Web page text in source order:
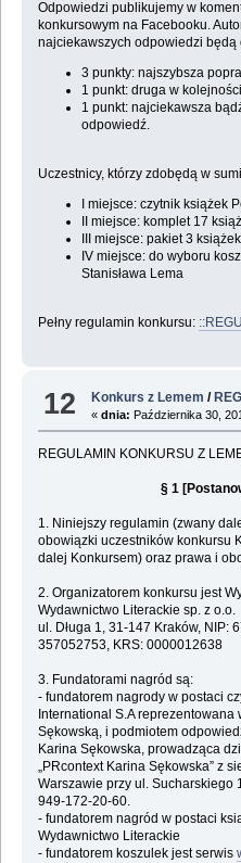
Odpowiedzi publikujemy w
konkursowym na Facebooku.
najciekawszych odpowiedzi będą
3 punkty: najszybsza
1 punkt: druga w
1 punkt: najciekawsza
odpowiedź.
Uczestnicy, którzy zdobędą w
I miejsce: czytnik książek
II miejsce: komplet 17
III miejsce: pakiet 3
IV miejsce: do wyboru
Stanisława Lema
Pełny regulamin konkursu:
12 Konkurs z Lemem /
«dnia: Października 30,
REGULAMIN KONKURSU Z
§ 1
1. Niniejszy regulamin (zwany
obowiązki uczestników konkursu
dalej Konkursem) oraz prawa i
2. Organizatorem konkursu jest
Wydawnictwo Literackie sp. z o.o.
ul. Długa 1, 31-147 Kraków, NIP:
357052753, KRS: 0000012638
3. Fundatorami nagród są:
- fundatorem nagrody w postaci
International S.A
Sękowską, i podmiotem
Karina Sękowska, prowadząca
„PRcontext Karina Sękowska” z
Warszawie przy ul. Sucharskiego
949-172-20-60.
- fundatorem nagród w postaci
Wydawnictwo Literackie
- fundatorem koszulek jest serwis